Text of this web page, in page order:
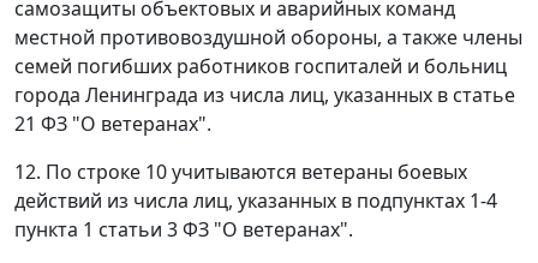
самозащиты объектовых и аварийных команд
местной противовоздушной обороны, а также члены
семей погибших работников госпиталей и больниц
города Ленинграда из числа лиц, указанных в статье
21 ФЗ "О ветеранах".
12. По строке 10 учитываются ветераны боевых
действий из числа лиц, указанных в подпунктах 1-4
пункта 1 статьи 3 ФЗ "О ветеранах".